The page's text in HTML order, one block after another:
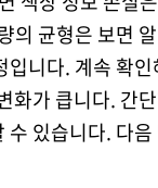
의 균형은 보면
입니다. 계속 확
화가 큽니다. 간
있습니다. 다